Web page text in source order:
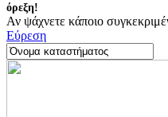
όρεξη!
Αν ψάχνετε κάποιο
Εύρεση